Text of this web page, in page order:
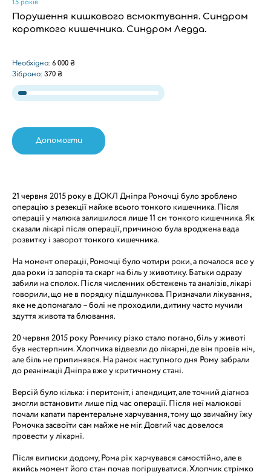
15 років
Порушення кишкового всмоктування. Синдром
короткого кишечника. Синдром Ледда.
Необхідно: 6 000 ₴
Зібрано: 370 ₴
Допомогти
21 червня 2015 року в ДОКЛ Дніпра Ромочці було зроблено
операцію з резекції майже всього тонкого кишечника. Після
операції у малюка залишилося лише 11 см тонкого кишечника. Як
сказали лікарі після операції, причиною була вроджена вада
розвитку і заворот тонкого кишечника.
На момент операції, Ромочці було чотири роки, а почалося все у
два роки із запорів та скарг на біль у животику. Батьки одразу
забили на сполох. Після численних обстежень та аналізів, лікарі
говорили, що не в порядку підшлункова. Призначали лікування,
яке не допомагало – болі не проходили, дитину часто мучили
здуття живота та блювання.
20 червня 2015 року Ромчику різко стало погано, біль у животі
був нестерпним. Хлопчика відвезли до лікарні, де він провів ніч,
але біль не припинявся. На ранок наступного дня Рому забрали
до реанімації Дніпра вже у критичному стані.
Версій було кілька: і перитоніт, і апендицит, але точний діагноз
змогли встановити лише під час операції. Після неї малюкові
почали капати парентеральне харчування, тому що звичайну їжу
Ромочка засвоїти сам майже не міг. Довгий час довелося
провести у лікарні.
Після виписки додому, Рома рік харчувався самостійно, але в
якийсь момент його стан почав погіршуватися. Хлопчик стрімко